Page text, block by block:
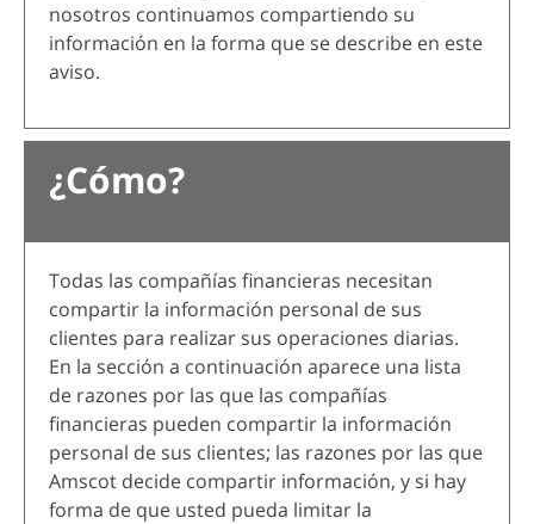
nosotros continuamos compartiendo su
información en la forma que se describe en este
aviso.
¿Cómo?
Todas las compañías financieras necesitan
compartir la información personal de sus
clientes para realizar sus operaciones diarias.
En la sección a continuación aparece una lista
de razones por las que las compañías
financieras pueden compartir la información
personal de sus clientes; las razones por las que
Amscot decide compartir información, y si hay
forma de que usted pueda limitar la